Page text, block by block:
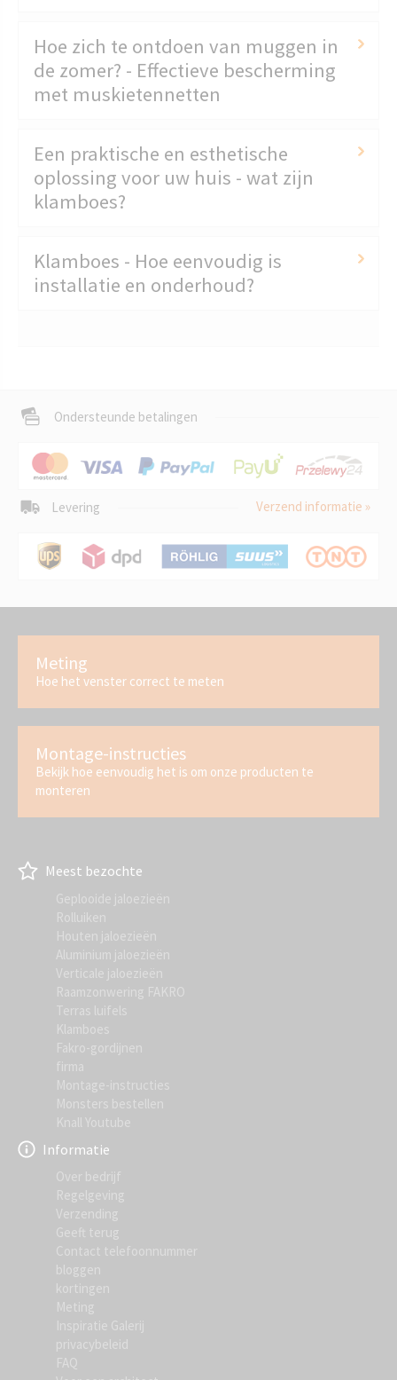
Hoe zich te ontdoen van muggen in
de zomer? - Effectieve bescherming
met muskietennetten
Een praktische en esthetische
oplossing voor uw huis - wat zijn
klamboes?
Klamboes - Hoe eenvoudig is
installatie en onderhoud?
Ondersteunde betalingen
Levering Verzend informatie »
Meting
Hoe het venster correct te meten
Montage-instructies
Bekijk hoe eenvoudig het is om onze producten te
monteren
Meest bezochte
Geplooide jaloezieën
Rolluiken
Houten jaloezieën
Aluminium jaloezieën
Verticale jaloezieën
Raamzonwering FAKRO
Terras luifels
Klamboes
Fakro-gordijnen
firma
Montage-instructies
Monsters bestellen
Knall Youtube
Informatie
Over bedrijf
Regelgeving
Verzending
Geeft terug
Contact telefoonnummer
bloggen
kortingen
Meting
Inspiratie Galerij
privacybeleid
FAQ